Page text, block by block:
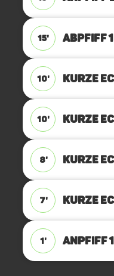
15'
10' KURZE
10' KURZE
8' KURZE
7' KURZE
1'